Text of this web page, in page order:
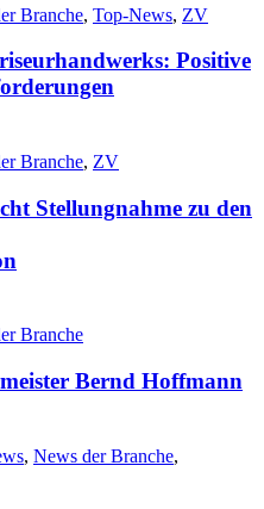
Branche, Top-News, ZV
Positive
Branche, ZV
Stellungnahme zu den
Branche
Bernd Hoffmann
, News der Branche,